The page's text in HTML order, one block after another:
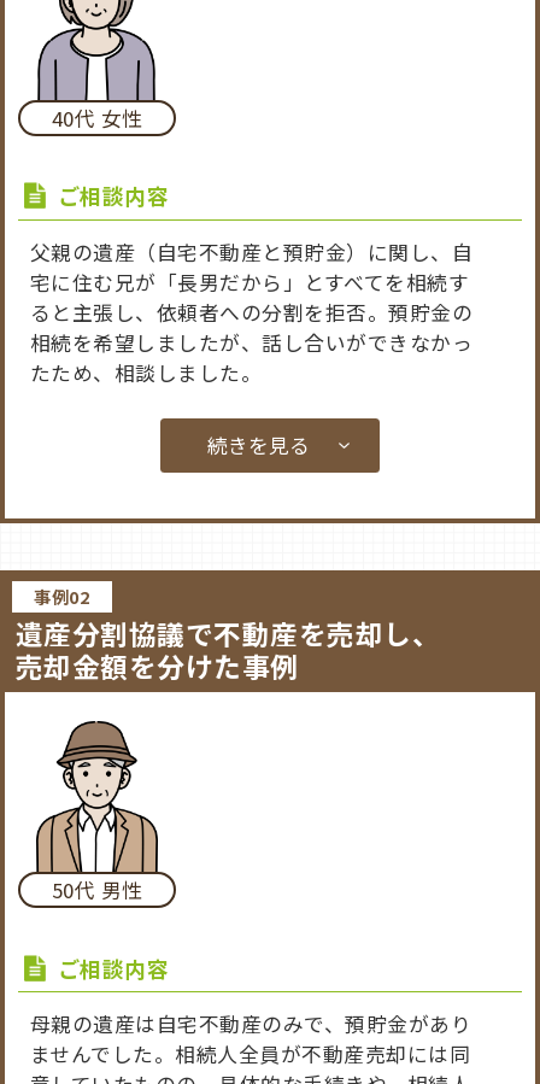
40代 女性
ご相談内容
父親の遺産（自宅不動産と預貯金）に関し、自
宅に住む兄が「長男だから」とすべてを相続す
ると主張し、依頼者への分割を拒否。預貯金の
相続を希望しましたが、話し合いができなかっ
たため、相談しました。
続きを見る
弁護士の対応
兄に対し、兄が自宅、依頼者が預貯金を多く相
続するという提案を行いました。その際、提案
を拒否すれば遺産分割調停となり、「長男優
先」の主張が通らないという法的な見通しを具
結果
兄は自宅不動産を、依頼者は預貯金を相続する
内容で、遺産分割協議が成立しました。
事例02
遺産分割協議で不動産を売却し、
売却金額を分けた事例
50代 男性
ご相談内容
母親の遺産は自宅不動産のみで、預貯金があり
ませんでした。相続人全員が不動産売却には同